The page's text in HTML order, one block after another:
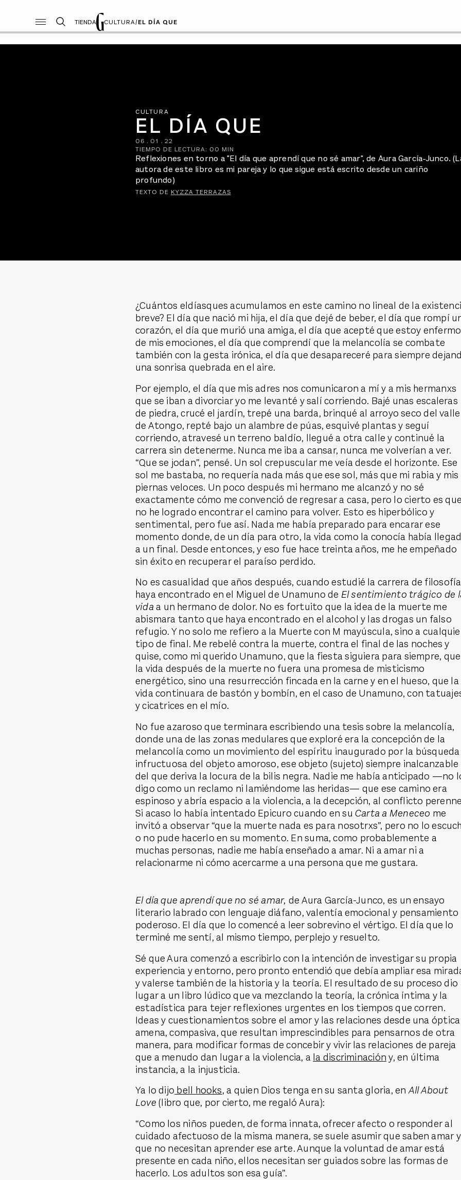
TIENDA CULTURA/EL DÍA QUE
CULTURA
EL DÍA QUE
06 . 01 . 22
TIEMPO DE LECTURA: 00 MIN
Reflexiones en torno a "El día que aprendí que no sé amar", de Aura García-Junco.
autora de este libro es mi pareja y lo que sigue está escrito desde un cariño
profundo)
TEXTO DE KYZZA TERRAZAS
¿Cuántos eldíasques acumulamos en este camino no lineal de la
breve? El día que nació mi hija, el día que dejé de beber, el día que rompí
corazón, el día que murió una amiga, el día que acepté que estoy enfermo
de mis emociones, el día que comprendí que la melancolía se combate
también con la gesta irónica, el día que desapareceré para siempre
una sonrisa quebrada en el aire.
Por ejemplo, el día que mis adres nos comunicaron a mí y a mis hermanxs
que se iban a divorciar yo me levanté y salí corriendo. Bajé unas escaleras
de piedra, crucé el jardín, trepé una barda, brinqué al arroyo seco del valle
de Atongo, repté bajo un alambre de púas, esquivé plantas y seguí
corriendo, atravesé un terreno baldío, llegué a otra calle y continué la
carrera sin detenerme. Nunca me iba a cansar, nunca me volverían a ver.
“Que se jodan”, pensé. Un sol crepuscular me veía desde el horizonte. Ese
sol me bastaba, no requería nada más que ese sol, más que mi rabia y mis
piernas veloces. Un poco después mi hermano me alcanzó y no sé
exactamente cómo me convenció de regresar a casa, pero lo cierto es que
no he logrado encontrar el camino para volver. Esto es hiperbólico y
sentimental, pero fue así. Nada me había preparado para encarar ese
momento donde, de un día para otro, la vida como la conocía había
a un final. Desde entonces, y eso fue hace treinta años, me he empeñado
sin éxito en recuperar el paraíso perdido.
No es casualidad que años después, cuando estudié la carrera de
haya encontrado en el Miguel de Unamuno de El sentimiento trágico de
vida a un hermano de dolor. No es fortuito que la idea de la muerte me
abismara tanto que haya encontrado en el alcohol y las drogas un falso
refugio. Y no solo me refiero a la Muerte con M mayúscula, sino a
tipo de final. Me rebelé contra la muerte, contra el final de las noches y
quise, como mi querido Unamuno, que la fiesta siguiera para siempre, que
la vida después de la muerte no fuera una promesa de misticismo
energético, sino una resurrección fincada en la carne y en el hueso, que la
vida continuara de bastón y bombín, en el caso de Unamuno, con
y cicatrices en el mío.
No fue azaroso que terminara escribiendo una tesis sobre la melancolía,
donde una de las zonas medulares que exploré era la concepción de la
melancolía como un movimiento del espíritu inaugurado por la búsqueda
infructuosa del objeto amoroso, ese objeto (sujeto) siempre inalcanzable
del que deriva la locura de la bilis negra. Nadie me había anticipado —no
digo como un reclamo ni lamiéndome las heridas— que ese camino era
espinoso y abría espacio a la violencia, a la decepción, al conflicto
Si acaso lo había intentado Epicuro cuando en suCarta a Meneceo me
invitó a observar “que la muerte nada es para nosotrxs”, pero no lo
o no pude hacerlo en su momento. En suma, como probablemente a
muchas personas, nadie me había enseñado a amar. Ni a amar ni a
relacionarme ni cómo acercarme a una persona que me gustara.
El día que aprendí que no sé amar, de Aura García-Junco, es un ensayo
literario labrado con lenguaje diáfano, valentía emocional y pensamiento
poderoso. El día que lo comencé a leer sobrevino el vértigo. El día que lo
terminé me sentí, al mismo tiempo, perplejo y resuelto.
Sé que Aura comenzó a escribirlo con la intención de investigar su propia
experiencia y entorno, pero pronto entendió que debía ampliar esa
y valerse también de la historia y la teoría. El resultado de su proceso dio
lugar a un libro lúdico que va mezclando la teoría, la crónica íntima y la
estadística para tejer reflexiones urgentes en los tiempos que corren.
Ideas y cuestionamientos sobre el amor y las relaciones desde una óptica
amena, compasiva, que resultan imprescindibles para pensarnos de otra
manera, para modificar formas de concebir y vivir las relaciones de pareja
que a menudo dan lugar a la violencia, a la discriminación y, en última
instancia, a la injusticia.
Ya lo dijo bell hooks, a quien Dios tenga en su santa gloria, enAll About
Love(libro que, por cierto, me regaló Aura):
“Como los niños pueden, de forma innata, ofrecer afecto o responder al
cuidado afectuoso de la misma manera, se suele asumir que saben amar y
que no necesitan aprender ese arte. Aunque la voluntad de amar está
presente en cada niño, ellos necesitan ser guiados sobre las formas de
hacerlo. Los adultos son esa guía”.